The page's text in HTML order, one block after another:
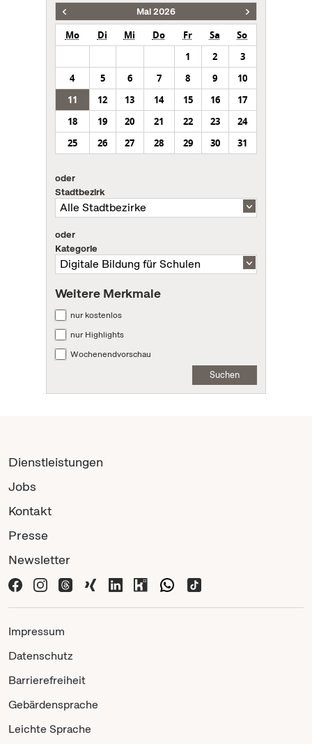
Mai 2026
Mo Di Mi Do Fr Sa
So
1
2
3
4
5 6 7 8 9
10
11
12 13 14 15 16
17
18
19 20 21 22 23
24
25
26 27 28 29 30 31
oder
Stadtbezirk
oder
Kategorie
Weitere Merkmale
nur kostenlos
nur Highlights
Wochenendvorschau
Suchen
Dienstleistungen
Jobs
Kontakt
Presse
Newsletter
Impressum
Datenschutz
Barrierefreiheit
Gebärdensprache
Leichte Sprache